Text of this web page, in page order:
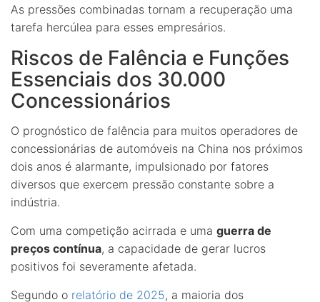
As pressões combinadas tornam a recuperação uma
tarefa hercúlea para esses empresários.
Riscos de Falência e Funções
Essenciais dos 30.000
Concessionários
O prognóstico de falência para muitos operadores de
concessionárias de automóveis na China nos próximos
dois anos é alarmante, impulsionado por fatores
diversos que exercem pressão constante sobre a
indústria.
Com uma competição acirrada e uma guerra de
preços contínua, a capacidade de gerar lucros
positivos foi severamente afetada.
Segundo o relatório de 2025, a maioria dos